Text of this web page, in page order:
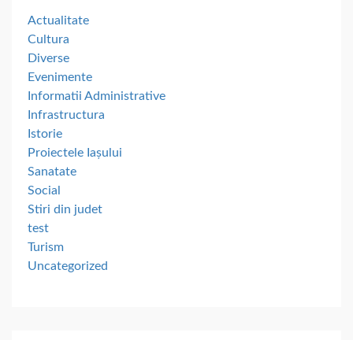
Actualitate
Cultura
Diverse
Evenimente
Informatii Administrative
Infrastructura
Istorie
Proiectele Iașului
Sanatate
Social
Stiri din judet
test
Turism
Uncategorized